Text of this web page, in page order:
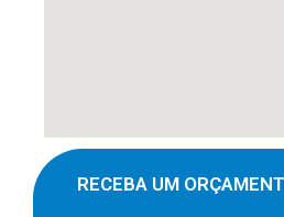
RECEBA UM